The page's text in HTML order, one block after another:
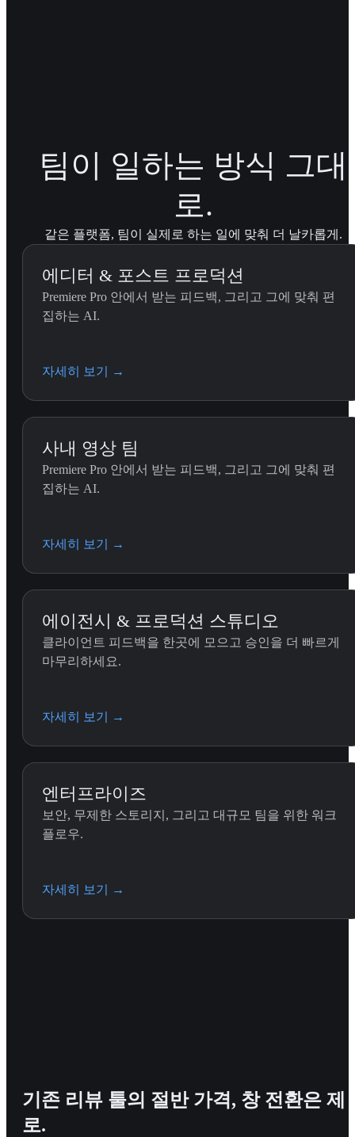
외부 피드백 통합...
에디터가 YouViCo 외부에서 받은 피드백을 붙여넣을 때 사
팀이 일하는 방식 그대
로.
같은 플랫폼, 팀이 실제로 하는 일에 맞춰 더 날카롭게.
에디터 & 포스트 프로덕션
Premiere Pro 안에서 받는 피드백, 그리고 그에 맞춰 편
집하는 AI.
자세히 보기 →
사내 영상 팀
Premiere Pro 안에서 받는 피드백, 그리고 그에 맞춰 편
집하는 AI.
자세히 보기 →
에이전시 & 프로덕션 스튜디오
클라이언트 피드백을 한곳에 모으고 승인을 더 빠르게
마무리하세요.
자세히 보기 →
엔터프라이즈
보안, 무제한 스토리지, 그리고 대규모 팀을 위한 워크
플로우.
자세히 보기 →
기존 리뷰 툴의 절반 가격, 창 전환은 제
로.